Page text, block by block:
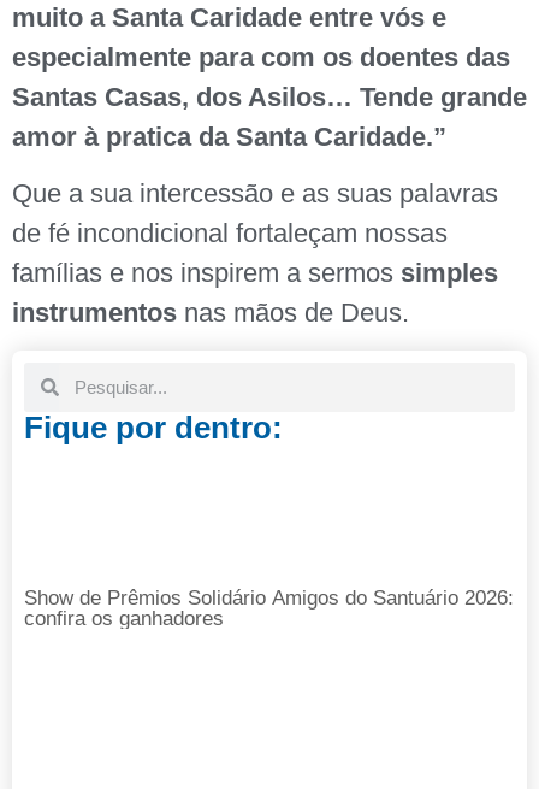
muito a Santa Caridade entre vós e
especialmente para com os doentes das
Santas Casas, dos Asilos… Tende grande
amor à pratica da Santa Caridade.”
Que a sua intercessão e as suas palavras
de fé incondicional fortaleçam nossas
famílias e nos inspirem a sermos simples
instrumentos nas mãos de Deus.
Fique por dentro:
Show de Prêmios Solidário Amigos do Santuário 2026:
confira os ganhadores